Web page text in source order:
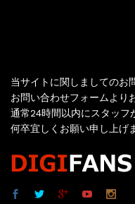
当サイトに関しましてのお
お問い合わせフォームより
通常24時間以内にスタッフ
何卒宜しくお願い申し上げ